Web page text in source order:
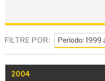
FILTRE POR:
2004